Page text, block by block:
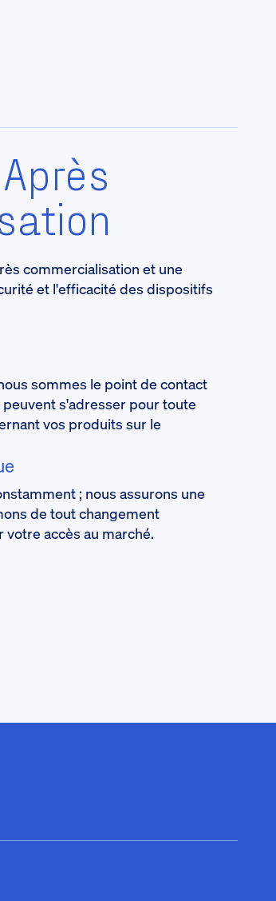
commercialisation et une
et l'efficacité des dispositifs
sommes le point de contact
s'adresser pour toute
vos produits sur le
; nous assurons une
de tout changement
accès au marché.